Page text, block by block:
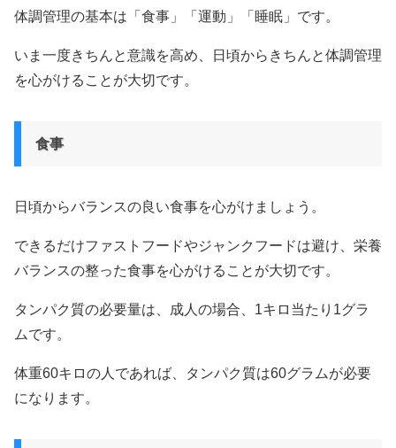
体調管理の基本は「食事」「運動」「睡眠」です。
いま一度きちんと意識を高め、日頃からきちんと体調管理
を心がけることが大切です。
食事
日頃からバランスの良い食事を心がけましょう。
できるだけファストフードやジャンクフードは避け、栄養
バランスの整った食事を心がけることが大切です。
タンパク質の必要量は、成人の場合、1キロ当たり1グラ
ムです。
体重60キロの人であれば、タンパク質は60グラムが必要
になります。